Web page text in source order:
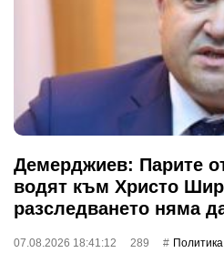
Демерджиев: Парите
водят към Христо
разследването няма
07.08.2026 18:41:12 289 Политика